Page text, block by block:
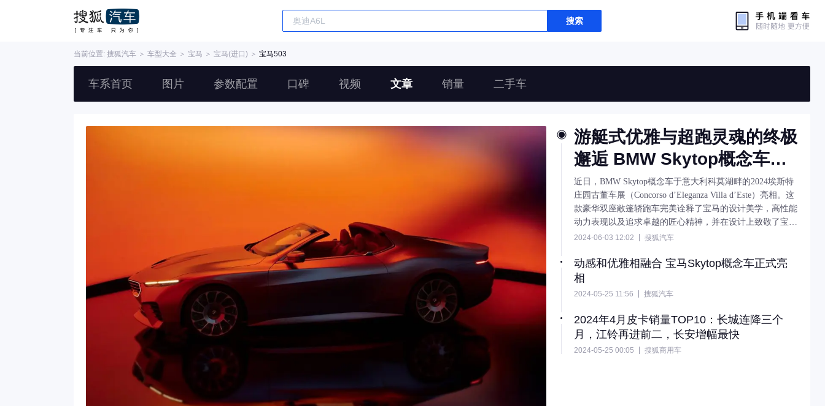
搜索
当前位置: 搜狐汽车 ＞ 车型大全 ＞ 宝马 ＞ 宝马(进口) ＞ 宝马503
车系首页 图片 参数配置 口碑 视频 文章 销量 二手车
游艇式优雅与超跑灵魂的终极
邂逅 BMW Skytop概念车重
塑梦想之车的豪华新纪元
近日，BMW Skytop概念车于意大利科莫湖畔的2024埃斯特
庄园古董车展（Concorso d’Eleganza Villa d’Este）亮相。这
款豪华双座敞篷轿跑车完美诠释了宝马的设计美学，高性能
动力表现以及追求卓越的匠心精神，并在设计上致敬了宝马
经典车型BMW Z8和BMW 503。
2024-06-03 12:02 搜狐汽车
动感和优雅相融合 宝马Skytop概念车正式亮
相
日前，宝马Skytop概念车在意大利埃斯特庄园优雅竞赛上正
示：“宝马Skytop概念车在优雅竞赛中将会是一款真正独一
无二的设计，它将动感和优雅进行了更高层次的融合，能够
比肩宝马经典的Z8以及BMW 503车型。”
2024-05-25 11:56 搜狐汽车
2024年4月皮卡销量TOP10：长城连降三个
月，江铃再进前二，长安增幅最快
长安汽车同比增长179.9%，增速领跑行业。此外，皮卡头
2024-05-25 00:05 搜狐商用车